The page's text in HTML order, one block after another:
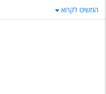
eVisa
לטנזניה היא ויזה
באופן מקוון לפני הנסיעה.
המשיכו לקרוא